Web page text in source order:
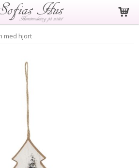
har blivit tillagd i varukorgen
med hjort